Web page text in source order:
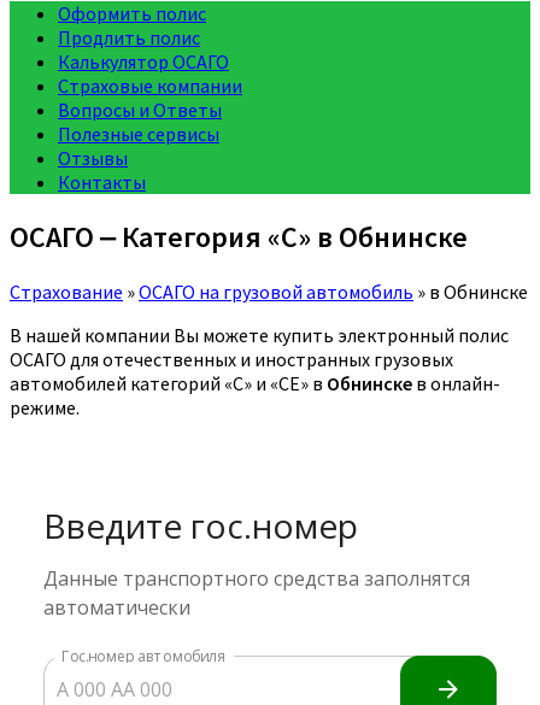
Оформить полис
Продлить полис
Калькулятор ОСАГО
Страховые компании
Вопросы и Ответы
Полезные сервисы
Отзывы
Контакты
ОСАГО ‒ Категория «C» в Обнинске
Страхование »ОСАГО на грузовой автомобиль » в Обнинске
В нашей компании Вы можете купить электронный полис
ОСАГО для отечественных и иностранных грузовых
автомобилей категорий «C» и «CE» в Обнинске в онлайн-
режиме.